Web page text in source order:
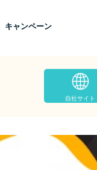
キャンペーン
自社サイト